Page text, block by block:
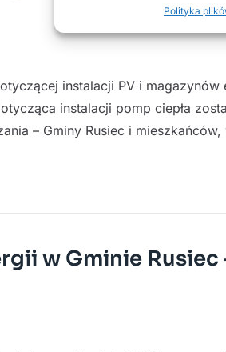
Polityka
instalacji PV i magazynów
instalacji pomp ciepła
– Gminy Rusiec i
w Gminie Rusiec